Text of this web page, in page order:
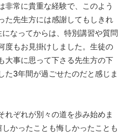
非常に貴重な経験で、このよう
た先生方には感謝してもしきれ
なってからは、特別講習や質問
度もお見掛けしました。生徒の
大事に思って下さる先生方の下
た3年間が過ごせたのだと感じま
ぞれが別々の道を歩み始めま
かったことも悔しかったことも